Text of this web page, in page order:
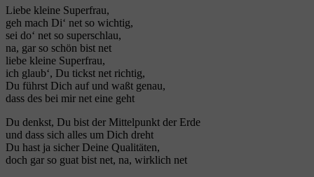
Liebe kleine Superfrau,
geh mach Di‘ net so wichtig,
sei do‘ net so superschlau,
na, gar so schön bist net
liebe kleine Superfrau,
ich glaub‘, Du tickst net richtig,
Du führst Dich auf und waßt genau,
dass des bei mir net eine geht
Du denkst, Du bist der Mittelpunkt der Erde
und dass sich alles um Dich dreht
Du hast ja sicher Deine Qualitäten,
doch gar so guat bist net, na, wirklich net